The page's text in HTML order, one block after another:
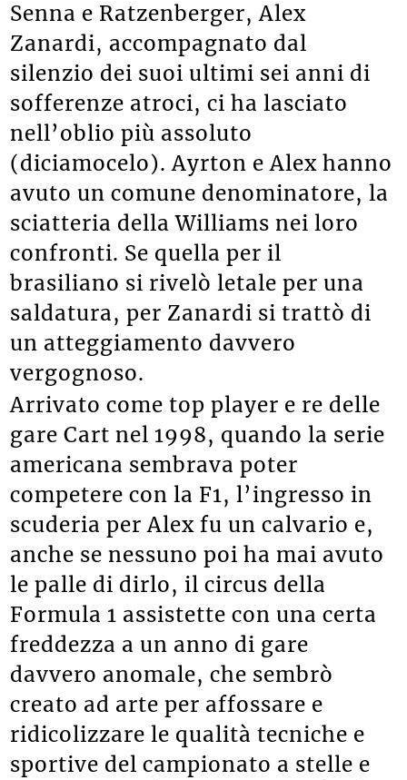
Senna e Ratzenberger, Alex
Zanardi, accompagnato dal
silenzio dei suoi ultimi sei anni di
sofferenze atroci, ci ha lasciato
nell’oblio più assoluto
(diciamocelo). Ayrton e Alex hanno
avuto un comune denominatore, la
sciatteria della Williams nei loro
confronti. Se quella per il
brasiliano si rivelò letale per una
saldatura, per Zanardi si trattò di
un atteggiamento davvero
vergognoso.
Arrivato come top player e re delle
gare Cart nel 1998, quando la serie
americana sembrava poter
competere con la F1, l’ingresso in
scuderia per Alex fu un calvario e,
anche se nessuno poi ha mai avuto
le palle di dirlo, il circus della
Formula 1 assistette con una certa
freddezza a un anno di gare
davvero anomale, che sembrò
creato ad arte per affossare e
ridicolizzare le qualità tecniche e
sportive del campionato a stelle e